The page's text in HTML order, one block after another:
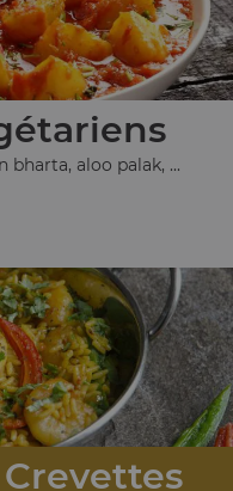
aloo palak, ...